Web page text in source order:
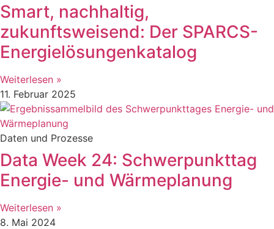
Smart, nachhaltig,
zukunftsweisend: Der SPARCS-
Energielösungenkatalog
Weiterlesen »
11. Februar 2025
Daten und Prozesse
Data Week 24: Schwerpunkttag
Energie- und Wärmeplanung
Weiterlesen »
8. Mai 2024